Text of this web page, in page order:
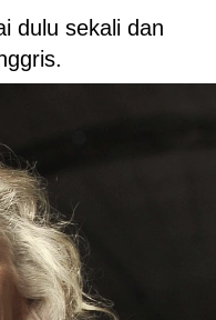
dulu sekali dan